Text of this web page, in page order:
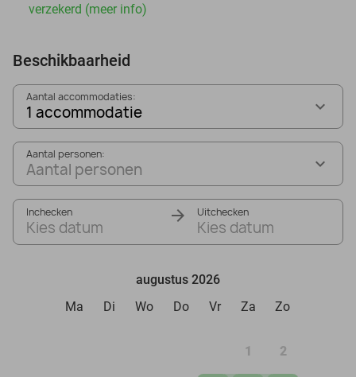
verzekerd (meer info)
Beschikbaarheid
Aantal accommodaties:
1 accommodatie
Aantal personen:
Aantal personen
Inchecken
Kies datum
Uitchecken
Kies datum
augustus 2026
Ma
Di Wo Do Vr Za Zo
1 2